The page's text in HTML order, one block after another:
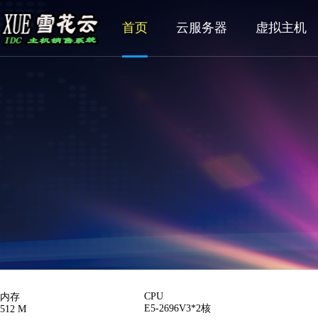
首页 云服务器 虚拟主机
内存
512 M
CPU
E5-2696V3*2核